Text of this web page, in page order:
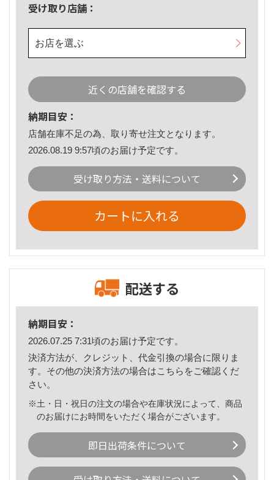
受け取り店舗：
お店を選ぶ
近くの店舗を確認する
納期目安：
店舗在庫不足の為、取り寄せ注文となります。
2026.08.19 9:57頃のお届け予定です。
受け取り方法・送料について
カートに入れる
配送する
納期目安：
2026.07.25 7:31頃のお届け予定です。
決済方法が、クレジット、代金引換の場合に限りま
す。その他の決済方法の場合はこちら をご確認くだ
さい。
※土・日・祝日の注文の場合や在庫状況によって、商品
のお届けにお時間をいただく場合がございます。
即日出荷条件について